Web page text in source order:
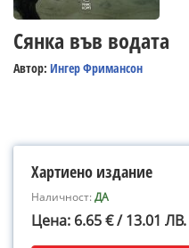
Сянка във водата
Автор: Ингер Фримансон
Хартиено издание
Наличност:ДА
Цена: 6.65 € / 13.01 ЛВ.